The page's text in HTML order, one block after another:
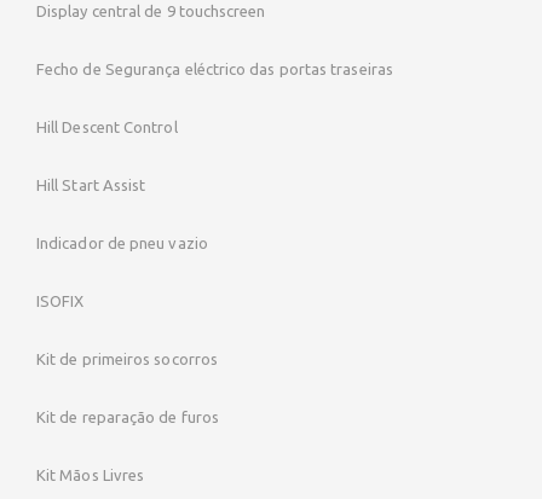
Display central de 9 touchscreen
Fecho de Segurança eléctrico das portas traseiras
Hill Descent Control
Hill Start Assist
Indicador de pneu vazio
ISOFIX
Kit de primeiros socorros
Kit de reparação de furos
Kit Mãos Livres